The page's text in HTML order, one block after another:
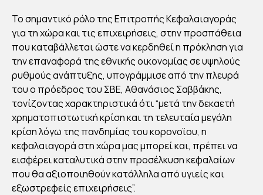
Το σημαντικό ρόλο της Επιτροπής Κεφαλαιαγοράς
για τη χώρα και τις επιχειρήσεις, στην προσπάθεια
που καταβάλλεται ώστε να κερδηθεί η πρόκληση για
την επαναφορά της εθνικής οικονομίας σε υψηλούς
ρυθμούς ανάπτυξης, υπογράμμισε από την πλευρά
του ο πρόεδρος του ΣΒΕ, Αθανάσιος Σαββάκης,
τονίζοντας χαρακτηριστικά ότι “μετά την δεκαετή
χρηματοπιστωτική κρίση και τη τελευταία μεγάλη
κρίση λόγω της πανδημίας του κορονοϊου, η
κεφαλαιαγορά στη χώρα μας μπορεί και, πρέπει να
εισφέρει καταλυτικά στην προσέλκυση κεφαλαίων
που θα αξιοποιηθούν κατάλληλα από υγιείς και
εξωστρεφείς επιχειρήσεις”.